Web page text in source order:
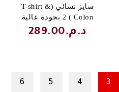
سايز نسائي (T-shirt &
Colon ) 2 بجودة عالية
د.م.289.00
3
4
5
6